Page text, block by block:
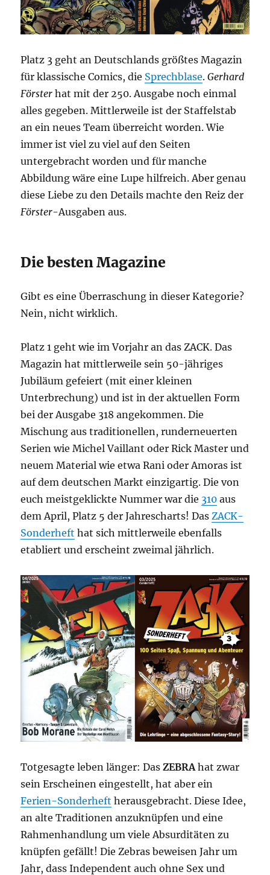
Platz 3 geht an Deutschlands größtes Magazin
für klassische Comics, die Sprechblase.Gerhard
Förster hat mit der 250. Ausgabe noch einmal
alles gegeben. Mittlerweile ist der Staffelstab
an ein neues Team überreicht worden. Wie
immer ist viel zu viel auf den Seiten
untergebracht worden und für manche
Abbildung wäre eine Lupe hilfreich. Aber genau
diese Liebe zu den Details machte den Reiz der
Förster-Ausgaben aus.
Die besten Magazine
Gibt es eine Überraschung in dieser Kategorie?
Nein, nicht wirklich.
Platz 1 geht wie im Vorjahr an das ZACK. Das
Magazin hat mittlerweile sein 50-jähriges
Jubiläum gefeiert (mit einer kleinen
Unterbrechung) und ist in der aktuellen Form
bei der Ausgabe 318 angekommen. Die
Mischung aus traditionellen, runderneuerten
Serien wie Michel Vaillant oder Rick Master und
neuem Material wie etwa Rani oder Amoras ist
auf dem deutschen Markt einzigartig. Die von
euch meistgeklickte Nummer war die 310 aus
dem April, Platz 5 der Jahrescharts! DasZACK-
Sonderheft hat sich mittlerweile ebenfalls
etabliert und erscheint zweimal jährlich.
Totgesagte leben länger: DasZEBRA hat zwar
sein Erscheinen eingestellt, hat aber ein
Ferien-Sonderheft herausgebracht. Diese Idee,
an alte Traditionen anzuknüpfen und eine
Rahmenhandlung um viele Absurditäten zu
knüpfen gefällt! Die Zebras beweisen Jahr um
Jahr, dass Independent auch ohne Sex und